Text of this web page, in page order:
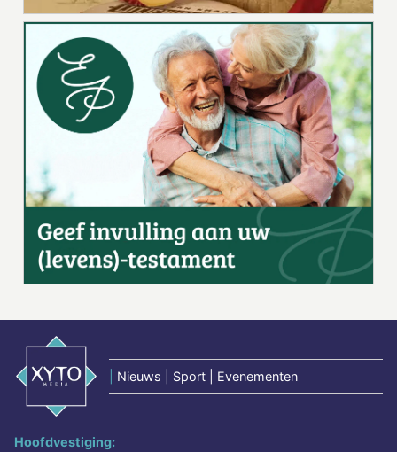
Nieuws | Sport | Evenementen
Hoofdvestiging: